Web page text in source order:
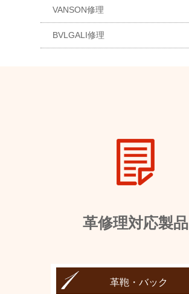
VANSON修理
BVLGALI修理
革修理対応製品
革鞄・バック